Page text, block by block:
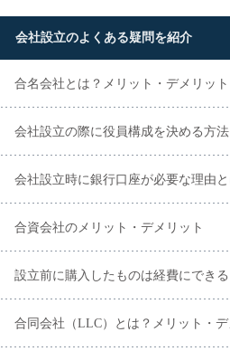
会社設立のよくある疑問を紹介
合名会社とは？メリット・デメリット
会社設立の際に役員構成を決める方
会社設立時に銀行口座が必要な理由
合資会社のメリット・デメリット
設立前に購入したものは経費にできる
合同会社（LLC）とは？メリット・デ